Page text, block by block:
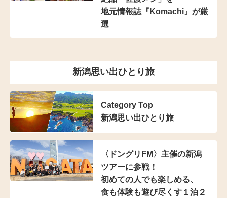
地元情報誌『Komachi』が厳
選
新潟思い出ひとり旅
Category Top
新潟思い出ひとり旅
〈ドングリFM〉主催の新潟
ツアーに参戦！
初めての人でも楽しめる、
食も体験も遊び尽くす １泊２